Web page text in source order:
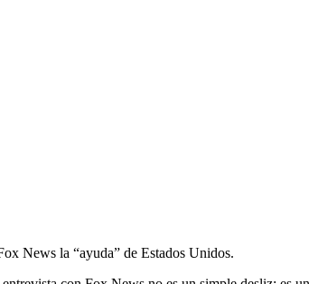
News la “ayuda” de Estados Unidos.